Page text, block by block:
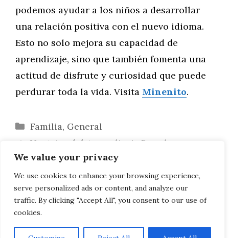
We value your privacy
We use cookies to enhance your browsing experience,
serve personalized ads or content, and analyze our
traffic. By clicking "Accept All", you consent to our use of
cookies.
podemos ayudar a los niños a desarrollar
una relación positiva con el nuevo idioma.
Esto no solo mejora su capacidad de
aprendizaje, sino que también fomenta una
actitud de disfrute y curiosidad que puede
perdurar toda la vida. Visita Minenito.
Categorías
Familia, General
Ventajas del Aprendizaje Basado en
Proyectos para Niños Pequeños
Fomentando la Curiosidad Científica en
los Niños con Experimentos Caseros